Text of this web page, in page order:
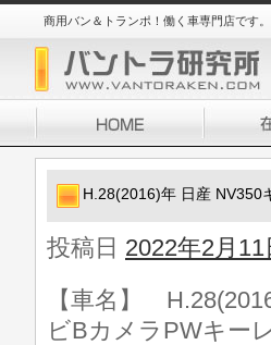
商用バン＆トランポ！働く車専門店です。
H.28(2016)年 日産 NV350
投稿日 2022年2月11
【車名】
ビBカメラPWキー